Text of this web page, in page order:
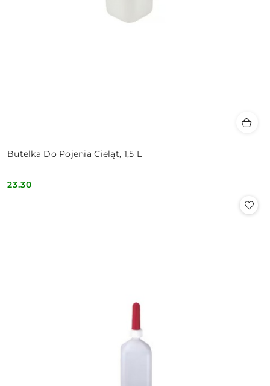
Butelka Do Pojenia Cieląt, 1,5 L
Cena:
23.30